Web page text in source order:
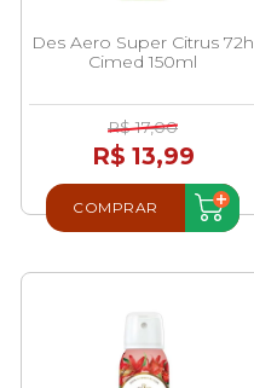
Des Aero Super Citrus 72h
Cimed 150ml
R$ 17,00
R$ 13,99
COMPRAR